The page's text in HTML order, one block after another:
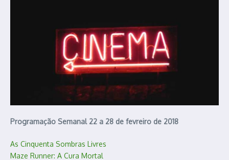
Programação Semanal 22 a 28 de fevreiro de 2018
As Cinquenta Sombras Livres
Maze Runner: A Cura Mortal